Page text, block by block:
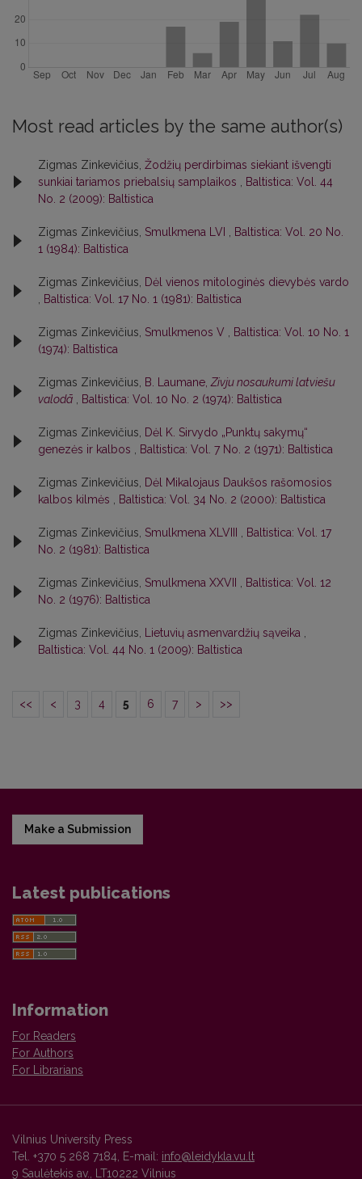
Most read articles by the same author(s)
Zigmas Zinkevičius, Žodžių perdirbimas siekiant išvengti
sunkiai tariamos priebalsių samplaikos
Baltistica: Vol. 44
No. 2 (2009): Baltistica
Zigmas Zinkevičius, Smulkmena LVI
Baltistica: Vol. 20 No.
1 (1984): Baltistica
Zigmas Zinkevičius,
Dėl vienos mitologinės dievybės vardo
Baltistica: Vol. 17 No. 1 (1981): Baltistica
Zigmas Zinkevičius, Smulkmenos V
Baltistica: Vol. 10 No. 1
(1974): Baltistica
Zigmas Zinkevičius, B. Laumane, Zivju nosaukumi latviešu
valodā
Baltistica: Vol. 10 No. 2 (1974): Baltistica
Zigmas Zinkevičius,
Dėl K. Sirvydo „Punktų sakymų“
genezės ir kalbos
Baltistica: Vol. 7 No. 2 (1971): Baltistica
Zigmas Zinkevičius,
Dėl Mikalojaus Daukšos rašomosios
kalbos kilmės
Baltistica: Vol. 34 No. 2 (2000): Baltistica
Zigmas Zinkevičius, Smulkmena XLVIII
Baltistica: Vol. 17
No. 2 (1981): Baltistica
Zigmas Zinkevičius, Smulkmena XXVII
Baltistica: Vol. 12
No. 2 (1976): Baltistica
Zigmas Zinkevičius, Lietuvių asmenvardžių sąveika
Baltistica: Vol. 44 No. 1 (2009): Baltistica
<< < 3 4 5 6 7 > >>
Make a Submission
Latest publications
Information
For Readers
For Authors
For Librarians
Vilnius University Press
Tel. +370 5 268 7184, E-mail: info@leidykla.vu.lt
9 Saulėtekis av., LT10222 Vilnius